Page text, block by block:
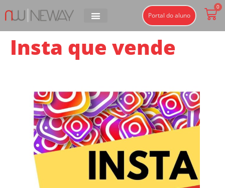
Portal do aluno
0
Insta que vende